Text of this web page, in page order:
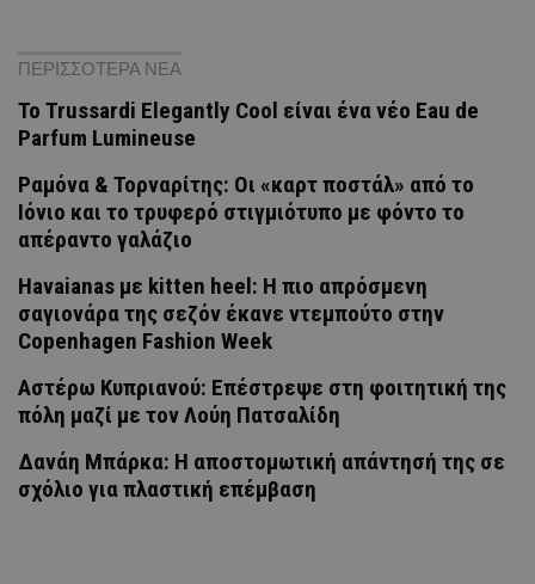
ΠΕΡΙΣΣΟΤΕΡΑ ΝΕΑ
Το Trussardi Elegantly Cool είναι ένα νέο Eau de
Parfum Lumineuse
Ραμόνα & Τορναρίτης: Οι «καρτ ποστάλ» από το
Ιόνιο και το τρυφερό στιγμιότυπο με φόντο το
απέραντο γαλάζιο
Havaianas με kitten heel: Η πιο απρόσμενη
σαγιονάρα της σεζόν έκανε ντεμπούτο στην
Copenhagen Fashion Week
Αστέρω Κυπριανού: Επέστρεψε στη φοιτητική της
πόλη μαζί με τον Λούη Πατσαλίδη
Δανάη Μπάρκα: Η αποστομωτική απάντησή της σε
σχόλιο για πλαστική επέμβαση